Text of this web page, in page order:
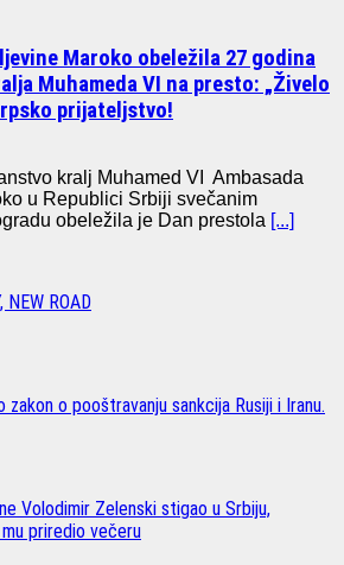
Maroko obeležila 27 godina
Muhameda VI na presto: „Živelo
prijateljstvo!
kralj Muhamed VI Ambasada
u Republici Srbiji svečanim
obeležila je Dan prestola [...]
NEW ROAD
zakon o pooštravanju sankcija Rusiji i Iranu.
Volodimir Zelenski stigao u Srbiju,
priredio večeru